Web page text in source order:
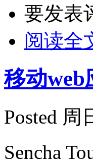
要发表
阅读全
移动web
Posted 周
Sencha